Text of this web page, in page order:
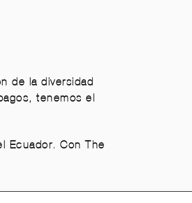
de la diversidad
tenemos el
Ecuador. Con The